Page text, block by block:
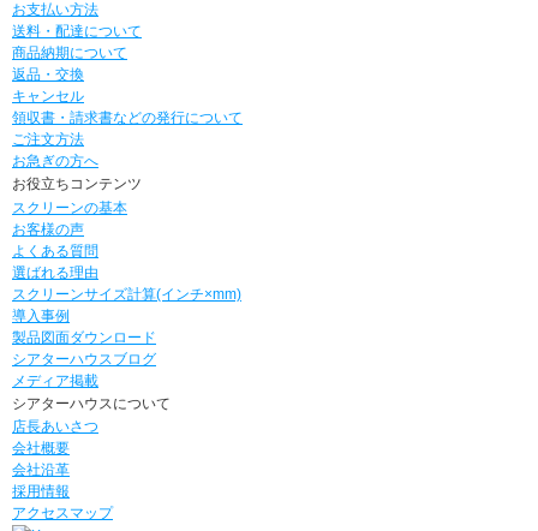
お支払い方法
送料・配達について
商品納期について
返品・交換
キャンセル
領収書・請求書などの発行について
ご注文方法
お急ぎの方へ
お役立ちコンテンツ
スクリーンの基本
お客様の声
よくある質問
選ばれる理由
スクリーンサイズ計算(インチ×mm)
導入事例
製品図面ダウンロード
シアターハウスブログ
メディア掲載
シアターハウスについて
店長あいさつ
会社概要
会社沿革
採用情報
アクセスマップ